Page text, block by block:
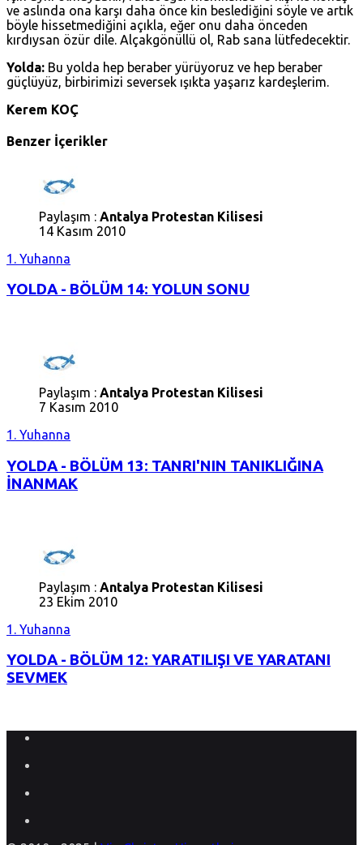
ve aslında ona karşı daha önce kin beslediğini söyle ve artık
böyle hissetmediğini açıkla, eğer onu daha önceden
kırdıysan özür dile. Alçakgönüllü ol, Rab sana lütfedecektir.
Yolda: Bu yolda hep beraber yürüyoruz ve hep beraber
güçlüyüz, birbirimizi seversek ışıkta yaşarız kardeşlerim.
Kerem KOÇ
Benzer İçerikler
Paylaşım : Antalya Protestan Kilisesi
14 Kasım 2010
1. Yuhanna
YOLDA - BÖLÜM 14: YOLUN SONU
Paylaşım : Antalya Protestan Kilisesi
7 Kasım 2010
1. Yuhanna
YOLDA - BÖLÜM 13: TANRI'NIN TANIKLIĞINA
İNANMAK
Paylaşım : Antalya Protestan Kilisesi
23 Ekim 2010
1. Yuhanna
YOLDA - BÖLÜM 12: YARATILIŞI VE YARATANI
SEVMEK